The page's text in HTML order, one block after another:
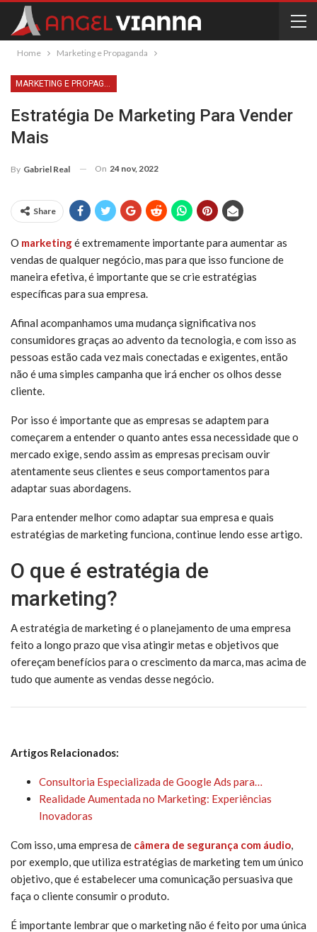
Home Marketing e Propaganda
MARKETING E PROPAGANDA
Estratégia De Marketing Para Vender
Mais
By Gabriel Real On 24 nov, 2022
Share
O marketingé extremamente importante para aumentar as
vendas de qualquer negócio, mas para que isso funcione de
maneira efetiva, é importante que se crie estratégias
específicas para sua empresa.
Afinal acompanhamos uma mudança significativa nos
consumidores graças ao advento da tecnologia, e com isso as
pessoas estão cada vez mais conectadas e exigentes, então
não é uma simples campanha que irá encher os olhos desse
cliente.
Por isso é importante que as empresas se adaptem para
começarem a entender o quanto antes essa necessidade que o
mercado exige, sendo assim as empresas precisam ouvir
atentamente seus clientes e seus comportamentos para
adaptar suas abordagens.
Para entender melhor como adaptar sua empresa e quais
estratégias de marketing funciona, continue lendo esse artigo.
O que é estratégia de
marketing?
A estratégia de marketing é o planejamento de uma empresa
feito a longo prazo que visa atingir metas e objetivos que
ofereçam benefícios para o crescimento da marca, mas acima de
tudo que aumente as vendas desse negócio.
Artigos Relacionados:
Consultoria Especializada de Google Ads para…
Realidade Aumentada no Marketing: Experiências
Inovadoras
Com isso, uma empresa de câmera de segurança com áudio,
por exemplo, que utiliza estratégias de marketing tem um único
objetivo, que é estabelecer uma comunicação persuasiva que
faça o cliente consumir o produto.
É importante lembrar que o marketing não é feito por uma única